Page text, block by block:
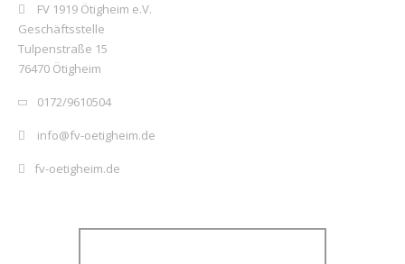
FV 1919 Ötigheim e.V.
Geschäftsstelle
Tulpenstraße 15
76470 Ötigheim
0172/9610504
info@fv-oetigheim.de
fv-oetigheim.de